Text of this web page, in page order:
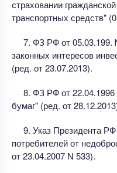
страховании
транспортных средств"
7. ФЗ РФ от
законных интересов
(ред. от 23.07.2013).
8. ФЗ РФ от
бумаг" (ред. от
9. Указ Президента
потребителей от
от 23.04.2007 N 533).